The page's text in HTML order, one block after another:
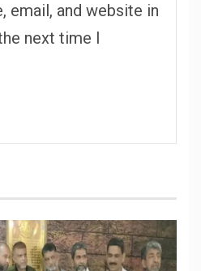
email, and website in
next time I